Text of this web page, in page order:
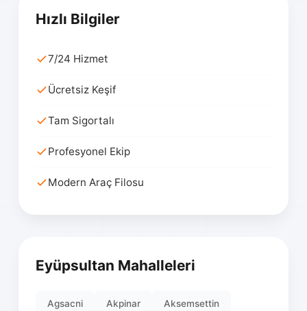
Hızlı Bilgiler
7/24 Hizmet
Ücretsiz Keşif
Tam Sigortalı
Profesyonel Ekip
Modern Araç Filosu
Eyüpsultan Mahalleleri
Agsacni Akpinar Aksemsettin